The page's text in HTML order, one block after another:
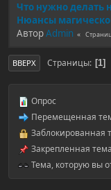
Что нужно делать
Нюансы
АвторAdmin
ВВЕРХ Страницы 1
Опрос
Перемещенная
Заблокированная
Закрепленная тема
Тема, которую вы